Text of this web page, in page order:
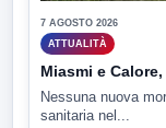
7 AGOSTO 2026
ATTUALITÀ
Miasmi e
Nessuna nuova
sanitaria nel...